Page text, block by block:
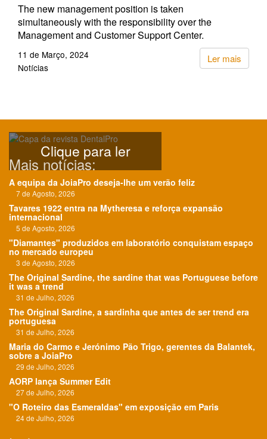
The new management position is taken
simultaneously with the responsibility over the
Management and Customer Support Center.
Ler mais
11 de Março, 2024
Notícias
Clique para ler
Mais notícias:
A equipa da JoiaPro deseja-lhe um verão feliz
7 de Agosto, 2026
Tavares 1922 entra na Mytheresa e reforça expansão
internacional
5 de Agosto, 2026
"Diamantes" produzidos em laboratório conquistam espaço
no mercado europeu
3 de Agosto, 2026
The Original Sardine, the sardine that was Portuguese before
it was a trend
31 de Julho, 2026
The Original Sardine, a sardinha que antes de ser trend era
portuguesa
31 de Julho, 2026
Maria do Carmo e Jerónimo Pão Trigo, gerentes da Balantek,
sobre a JoiaPro
29 de Julho, 2026
AORP lança Summer Edit
27 de Julho, 2026
"O Roteiro das Esmeraldas" em exposição em Paris
24 de Julho, 2026